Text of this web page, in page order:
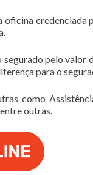
oficina credenciada
pelo valor
para o
como
outras.